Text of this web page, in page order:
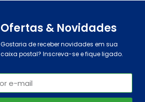
Ofertas & Novidades
Gostaria de receber novidades em sua
caixa postal? Inscreva-se e fique ligado.